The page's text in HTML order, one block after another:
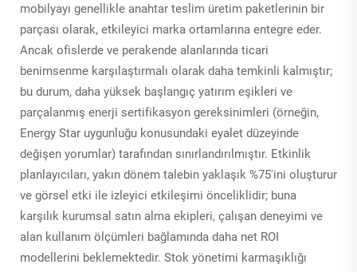
mobilyayı genellikle anahtar teslim üretim paketlerinin bir
parçası olarak, etkileyici marka ortamlarına entegre eder.
Ancak ofislerde ve perakende alanlarında ticari
benimsenme karşılaştırmalı olarak daha temkinli kalmıştır;
bu durum, daha yüksek başlangıç yatırım eşikleri ve
parçalanmış enerji sertifikasyon gereksinimleri (örneğin,
Energy Star uygunluğu konusundaki eyalet düzeyinde
değişen yorumlar) tarafından sınırlandırılmıştır. Etkinlik
planlayıcıları, yakın dönem talebin yaklaşık %75'ini oluşturur
ve görsel etki ile izleyici etkileşimi önceliklidir; buna
karşılık kurumsal satın alma ekipleri, çalışan deneyimi ve
alan kullanım ölçümleri bağlamında daha net ROI
modellerini beklemektedir. Stok yönetimi karmaşıklığı